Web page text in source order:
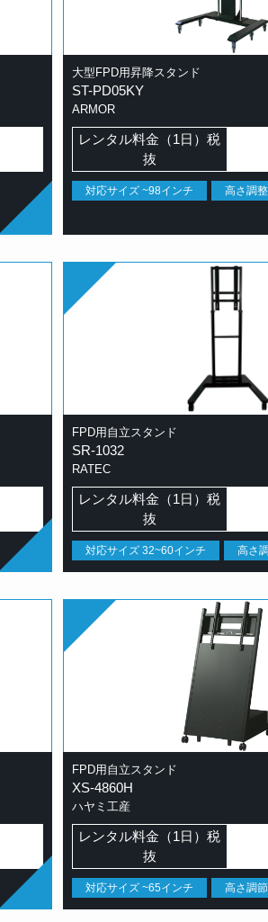
大型FPD用昇降スタンド
ST-PD05KY
ARMOR
レンタル料金（1日）税
抜
対応サイズ ~98インチ 高さ調
FPD用自立スタンド
SR-1032
RATEC
レンタル料金（1日）税
抜
対応サイズ 32~60インチ 高さ
FPD用自立スタンド
XS-4860H
ハヤミ工産
レンタル料金（1日）税
抜
対応サイズ ~65インチ 高さ調